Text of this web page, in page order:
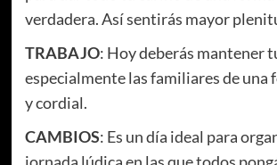
verdadera. Así sentirás mayor
TRABAJO: Hoy deberás mantener
especialmente las familiares de una
y cordial.
CAMBIOS: Es un día ideal para
jornada lúdica en las que todos